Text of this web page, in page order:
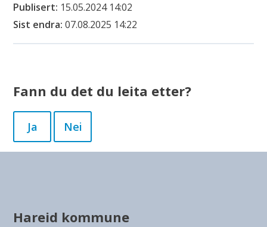
Publisert 15.05.2024 14:02
Sist endra 07.08.2025 14:22
Fann du det du leita etter?
Ja Nei
Hareid kommune